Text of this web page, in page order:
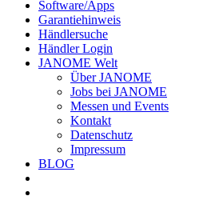
Software/Apps
Garantiehinweis
Händlersuche
Händler Login
JANOME Welt
Über JANOME
Jobs bei JANOME
Messen und Events
Kontakt
Datenschutz
Impressum
BLOG